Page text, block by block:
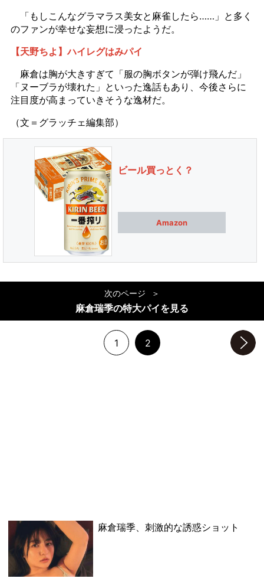
「もしこんなグラマラス美女と麻雀したら……」と多く
のファンが幸せな妄想に浸ったようだ。
【天野ちよ】ハイレグはみパイ
麻倉は胸が大きすぎて「服の胸ボタンが弾け飛んだ」
「ヌーブラが壊れた」といった逸話もあり、今後さらに
注目度が高まっていきそうな逸材だ。
（文＝グラッチェ編集部）
ビール買っとく？
Amazon
次のページ
麻倉瑞季の特大パイを見る
1 2
麻倉瑞季、刺激的な誘惑ショット